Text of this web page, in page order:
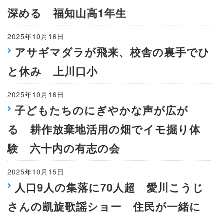
深める 福知山高1年生
2025年10月16日
アサギマダラが飛来、校舎の裏手でひ
と休み 上川口小
2025年10月16日
子どもたちのにぎやかな声が広が
る 耕作放棄地活用の畑でイモ掘り体
験 六十内の有志の会
2025年10月15日
人口9人の集落に70人超 愛川こうじ
さんの凱旋歌謡ショー 住民が一緒に